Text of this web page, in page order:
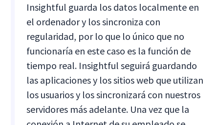
Insightful guarda los datos localmente en
el ordenador y los sincroniza con
regularidad, por lo que lo único que no
funcionaría en este caso es la función de
tiempo real. Insightful seguirá guardando
las aplicaciones y los sitios web que utilizan
los usuarios y los sincronizará con nuestros
servidores más adelante. Una vez que la